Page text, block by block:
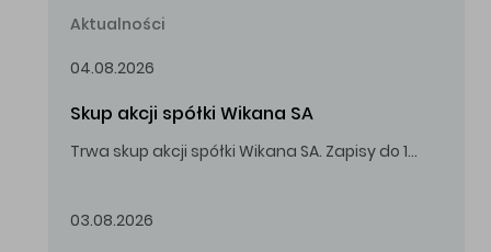
Aktualności
04.08.2026
Skup akcji spółki Wikana SA
Trwa skup akcji spółki Wikana SA. Zapisy do 14.08.2026 r. do godz. 16.00.
03.08.2026